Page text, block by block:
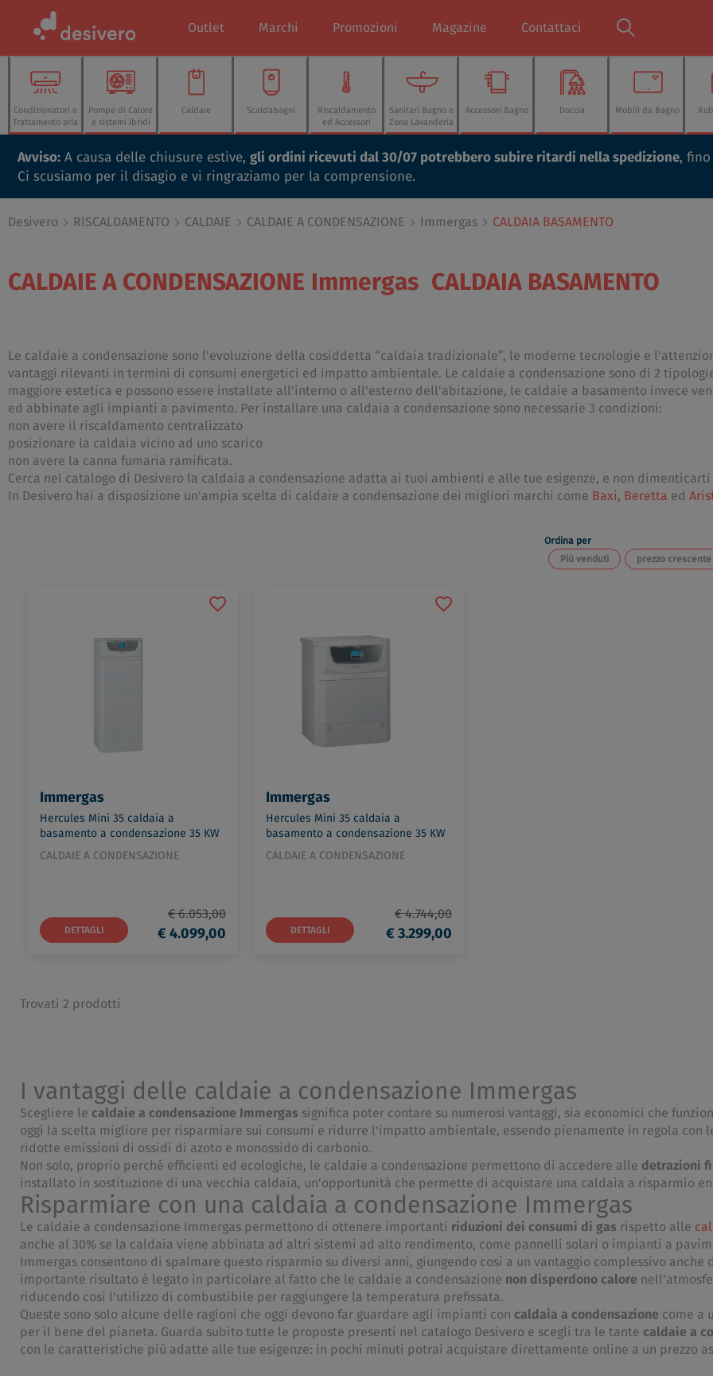
Outlet Marchi Promozioni Magazine Contattaci
Condizionatori e
Trattamento aria
Pompe di Calore
e sistemi ibridi
Caldaie Scaldabagni
Riscaldamento
ed Accessori
Sanitari Bagno e
Zona Lavanderia
Accessori Bagno Doccia Mobili da Bagno
Avviso: A causa delle chiusure estive, gli ordini ricevuti dal 30/07 potrebbero subire ritardi nella spedizione,
Ci scusiamo per il disagio e vi ringraziamo per la comprensione.
Desivero RISCALDAMENTO CALDAIE CALDAIE A CONDENSAZIONE Immergas CALDAIA BASAMENTO
CALDAIE A CONDENSAZIONE Immergas CALDAIA BASAMENTO
Le caldaie a condensazione sono l'evoluzione della cosiddetta “caldaia tradizionale”, le moderne tecnologie e
vantaggi rilevanti in termini di consumi energetici ed impatto ambientale. Le caldaie a condensazione sono di 2
maggiore estetica e possono essere installate all'interno o all'esterno dell'abitazione, le caldaie a basamento invece
ed abbinate agli impianti a pavimento. Per installare una caldaia a condensazione sono necessarie 3 condizioni:
non avere il riscaldamento centralizzato
posizionare la caldaia vicino ad uno scarico
non avere la canna fumaria ramificata.
Cerca nel catalogo di Desivero la caldaia a condensazione adatta ai tuoi ambienti e alle tue esigenze, e non
In Desivero hai a disposizione un'ampia scelta di caldaie a condensazione dei migliori marchi come Baxi, Beretta ed
Ordina per
Più venduti
prezzo crescente
Immergas
Hercules Mini 35 caldaia a
basamento a condensazione 35 KW
a metano - con boiler da 120lt
codice prod: 3.035064
CALDAIE A CONDENSAZIONE
DETTAGLI
€ 6.053,00
€ 4.099,00
Immergas
Hercules Mini 35 caldaia a
basamento a condensazione 35 KW
a metano - con boiler da 54lt codice
prod: 3.035067
CALDAIE A CONDENSAZIONE
DETTAGLI
€ 4.744,00
€ 3.299,00
Trovati 2 prodotti
I vantaggi delle caldaie a condensazione Immergas
Scegliere le caldaie a condensazione Immergas significa poter contare su numerosi vantaggi, sia economici che
oggi la scelta migliore per risparmiare sui consumi e ridurre l'impatto ambientale, essendo pienamente in regola con
ridotte emissioni di ossidi di azoto e monossido di carbonio.
Non solo, proprio perché efficienti ed ecologiche, le caldaie a condensazione permettono di accedere alle detrazioni
installato in sostituzione di una vecchia caldaia, un'opportunità che permette di acquistare una caldaia a risparmio
Risparmiare con una caldaia a condensazione Immergas
Le caldaie a condensazione Immergas permettono di ottenere importanti riduzioni dei consumi di gas rispetto alle
anche al 30% se la caldaia viene abbinata ad altri sistemi ad alto rendimento, come pannelli solari o impianti a
Immergas consentono di spalmare questo risparmio su diversi anni, giungendo così a un vantaggio complessivo
importante risultato è legato in particolare al fatto che le caldaie a condensazione non disperdono calore
riducendo così l'utilizzo di combustibile per raggiungere la temperatura prefissata.
Queste sono solo alcune delle ragioni che oggi devono far guardare agli impianti con caldaia a condensazione come a
per il bene del pianeta. Guarda subito tutte le proposte presenti nel catalogo Desivero e scegli tra le tante caldaie a
con le caratteristiche più adatte alle tue esigenze: in pochi minuti potrai acquistare direttamente online a un prezzo